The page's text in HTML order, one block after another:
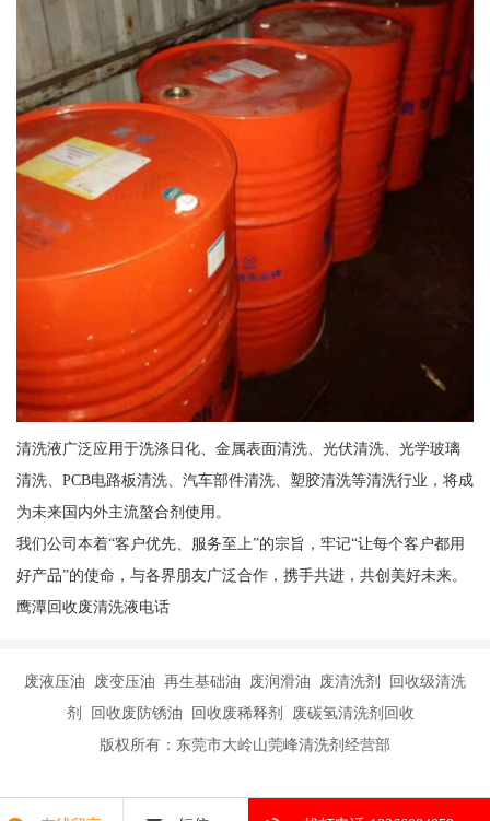
清洗液广泛应用于洗涤日化、金属表面清洗、光伏清洗、光学玻璃
清洗、PCB电路板清洗、汽车部件清洗、塑胶清洗等清洗行业，将成
为未来国内外主流螯合剂使用。
我们公司本着“客户优先、服务至上”的宗旨，牢记“让每个客户都用
好产品”的使命，与各界朋友广泛合作，携手共进，共创美好未来。
鹰潭回收废清洗液电话
废液压油 废变压油 再生基础油 废润滑油 废清洗剂 回收级清洗
剂 回收废防锈油 回收废稀释剂 废碳氢清洗剂回收
版权所有：东莞市大岭山莞峰清洗剂经营部